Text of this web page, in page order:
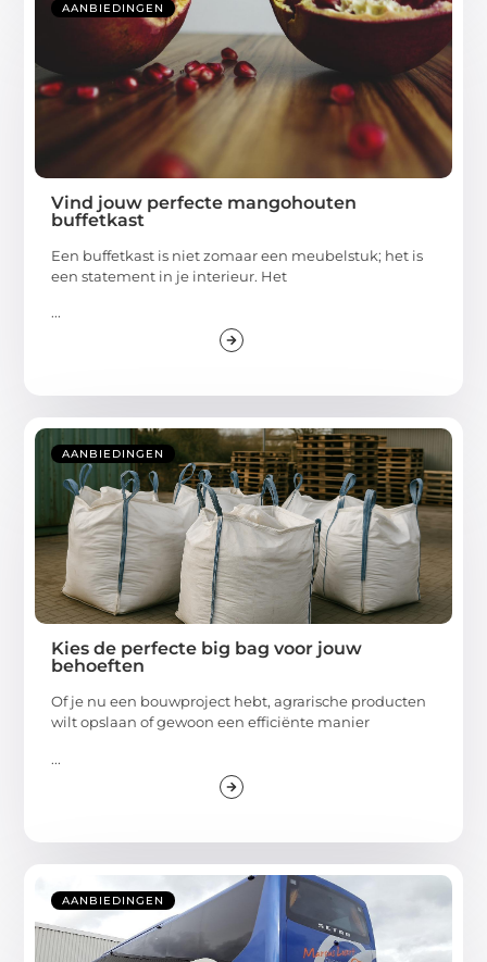
AANBIEDINGEN
Vind jouw perfecte mangohouten
buffetkast
Een buffetkast is niet zomaar een meubelstuk; het is
een statement in je interieur. Het
...
AANBIEDINGEN
Kies de perfecte big bag voor jouw
behoeften
Of je nu een bouwproject hebt, agrarische producten
wilt opslaan of gewoon een efficiënte manier
...
AANBIEDINGEN